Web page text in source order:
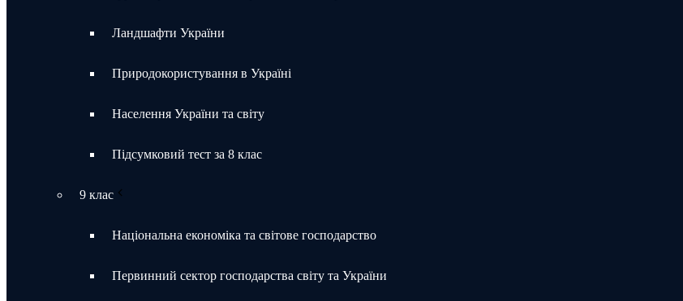
Ландшафти України
Природокористування в Україні
Населення України та світу
Підсумковий тест за 8 клас
9 клас
Національна економіка та світове господарство
Первинний сектор господарства світу та України